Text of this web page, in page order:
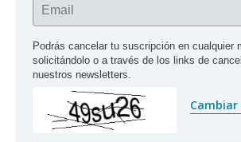
Email
Podrás cancelar tu suscripción en cualquier
solicitándolo o a través de los links de
nuestros newsletters.